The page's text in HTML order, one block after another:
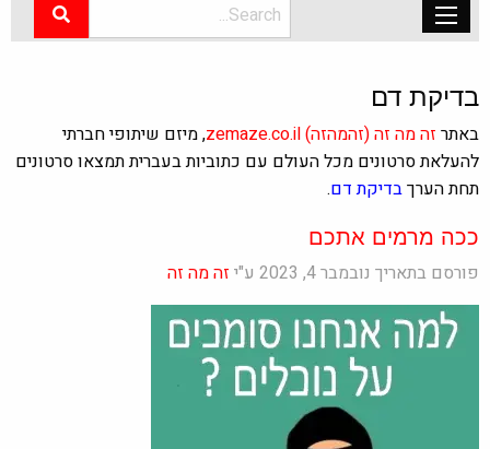
בדיקת דם
באתרזה מה זה(זהמהזה)zemaze.co.il, מיזם שיתופי חברתי
להעלאת סרטונים מכל העולם עם כתוביות בעברית תמצאו סרטונים
תחת הערךבדיקת דם.
ככה מרמים אתכם
פורסם בתאריך נובמבר 4, 2023 ע"י זה מה זה